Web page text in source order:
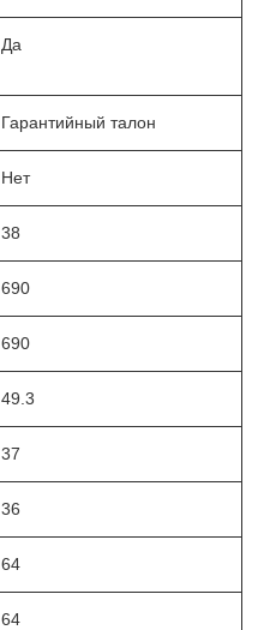
Да
Гарантийный талон
Нет
38
690
690
49.3
37
36
64
64